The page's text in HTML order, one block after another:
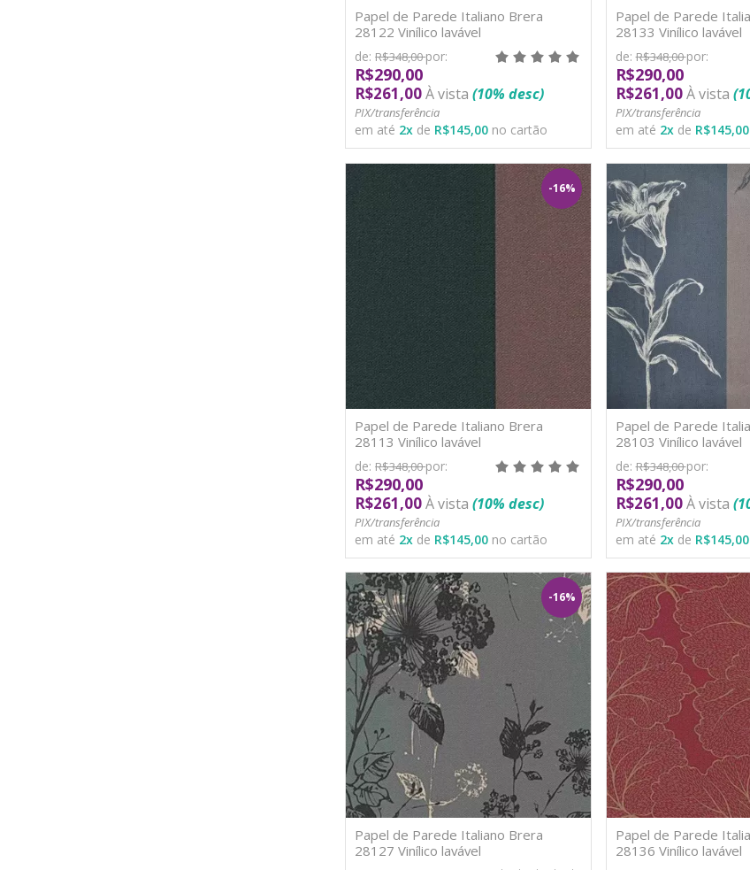
Papel de Parede Italiano Brera
28122 Vinílico lavável
de: R$348,00por:
R$290,00
R$261,00À vista (10% desc)
PIX/transferência
em até 2x de R$145,00 no cartão
Papel de Parede
28133 Vinílico lavável
de: R$348,00por:
R$290,00
R$261,00 À vista
PIX/transferência
em até 2xde R$145,00
-16%
Papel de Parede Italiano Brera
28113 Vinílico lavável
de: R$348,00por:
R$290,00
R$261,00À vista (10% desc)
PIX/transferência
em até 2x de R$145,00 no cartão
Papel de Parede
28103 Vinílico lavável
de: R$348,00por:
R$290,00
R$261,00 À vista
PIX/transferência
em até 2xde R$145,00
-16%
Papel de Parede Italiano Brera
28127 Vinílico lavável
Papel de Parede
28136 Vinílico lavável